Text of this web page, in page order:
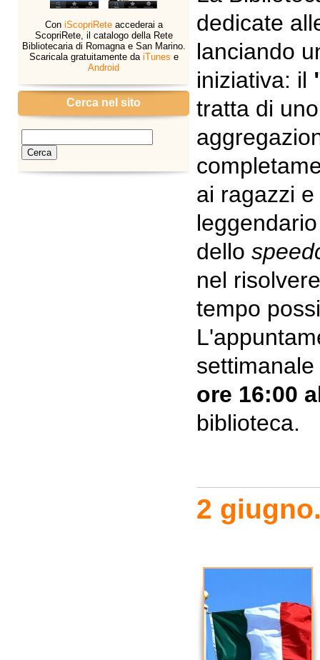
Con iScopriReteaccederai a
ScopriRete, il catalogo della Rete
Bibliotecaria di Romagna e San Marino.
Scaricala gratuitamente da iTunes e
Android
Cerca nel sito
dedicate
lanciando
iniziativa: il
tratta di
ai ragazzi
dello
nel
tempo
settimanale
ore 16:00
biblioteca.
2